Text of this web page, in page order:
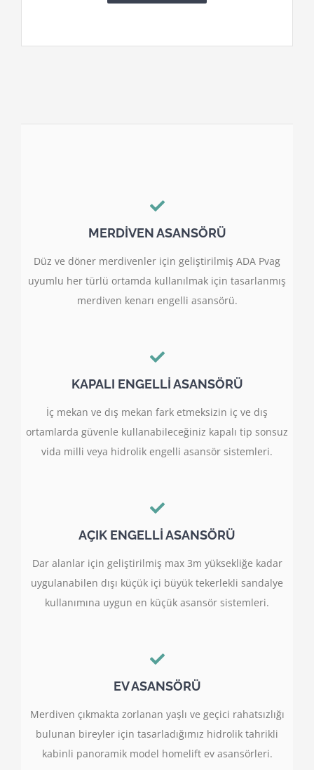
MERDİVEN ASANSÖRÜ
Düz ve döner merdivenler için geliştirilmiş ADA Pvag
uyumlu her türlü ortamda kullanılmak için tasarlanmış
merdiven kenarı engelli asansörü.
KAPALI ENGELLİ ASANSÖRÜ
İç mekan ve dış mekan fark etmeksizin iç ve dış
ortamlarda güvenle kullanabileceğiniz kapalı tip sonsuz
vida milli veya hidrolik engelli asansör sistemleri.
AÇIK ENGELLİ ASANSÖRÜ
Dar alanlar için geliştirilmiş max 3m yüksekliğe kadar
uygulanabilen dışı küçük içi büyük tekerlekli sandalye
kullanımına uygun en küçük asansör sistemleri.
EV ASANSÖRÜ
Merdiven çıkmakta zorlanan yaşlı ve geçici rahatsızlığı
bulunan bireyler için tasarladığımız hidrolik tahrikli
kabinli panoramik model homelift ev asansörleri.